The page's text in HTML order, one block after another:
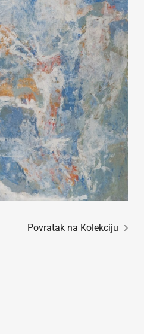
Povratak na Kolekciju